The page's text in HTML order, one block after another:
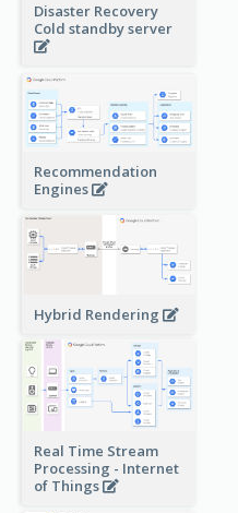
Disaster Recovery
Cold standby server
Recommendation
Engines
Hybrid Rendering
Real Time Stream
Processing - Internet
of Things